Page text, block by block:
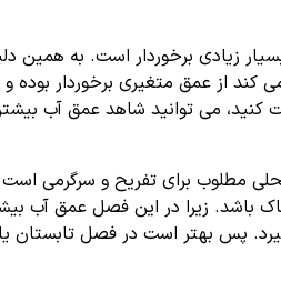
زیادی برخوردار است. به همین
کند از عمق متغیری برخوردار بوده و
کنید، می توانید شاهد عمق آب
مطلوب برای تفریح و سرگرمی
باشد. زیرا در این فصل عمق آب
پس بهتر است در فصل تابستان یا